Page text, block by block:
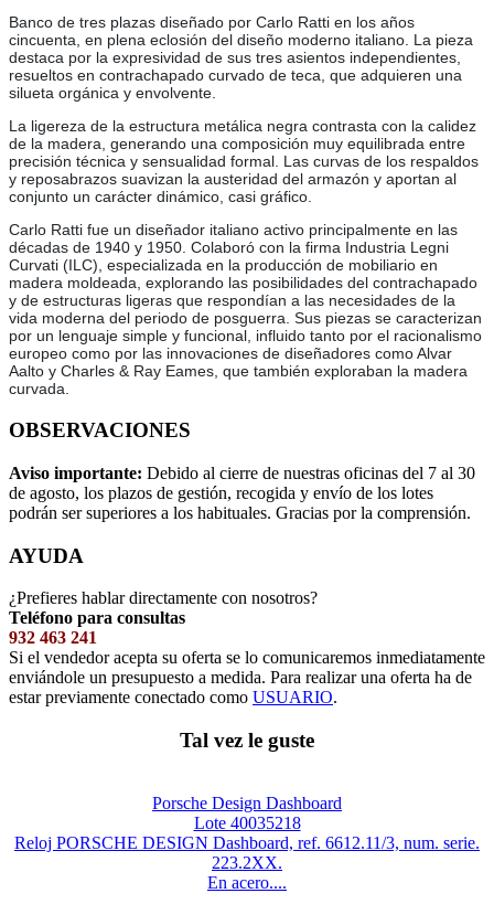
Banco de tres plazas diseñado por Carlo Ratti en los años
cincuenta, en plena eclosión del diseño moderno italiano. La pieza
destaca por la expresividad de sus tres asientos independientes,
resueltos en contrachapado curvado de teca, que adquieren una
silueta orgánica y envolvente.
La ligereza de la estructura metálica negra contrasta con la calidez
de la madera, generando una composición muy equilibrada entre
precisión técnica y sensualidad formal. Las curvas de los respaldos
y reposabrazos suavizan la austeridad del armazón y aportan al
conjunto un carácter dinámico, casi gráfico.
Carlo Ratti fue un diseñador italiano activo principalmente en las
décadas de 1940 y 1950. Colaboró con la firma Industria Legni
Curvati (ILC), especializada en la producción de mobiliario en
madera moldeada, explorando las posibilidades del contrachapado
y de estructuras ligeras que respondían a las necesidades de la
vida moderna del periodo de posguerra. Sus piezas se caracterizan
por un lenguaje simple y funcional, influido tanto por el racionalismo
europeo como por las innovaciones de diseñadores como Alvar
Aalto y Charles & Ray Eames, que también exploraban la madera
curvada.
OBSERVACIONES
Aviso importante: Debido al cierre de nuestras oficinas del 7 al 30
de agosto, los plazos de gestión, recogida y envío de los lotes
podrán ser superiores a los habituales. Gracias por la comprensión.
AYUDA
¿Prefieres hablar directamente con nosotros?
Teléfono para consultas
932 463 241
Si el vendedor acepta su oferta se lo comunicaremos inmediatamente
enviándole un presupuesto a medida. Para realizar una oferta ha de
estar previamente conectado como USUARIO.
Tal vez le guste
Porsche Design Dashboard
Lote 40035218
Reloj PORSCHE DESIGN Dashboard, ref. 6612.11/3, num. serie.
223.2XX.
En acero....